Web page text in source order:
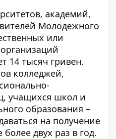
академий,
Молодежного
или
14 тысяч гривен.
колледжей,
учащихся школ и
образования –
на получение
двух раз в год.